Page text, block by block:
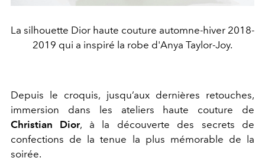
La silhouette Dior haute couture automne-hiver 2018-
2019 qui a inspiré la robe d'Anya Taylor-Joy.
Depuis le croquis, jusqu’aux dernières retouches,
immersion dans les ateliers haute couture de
Christian Dior, à la découverte des secrets de
confections de la tenue la plus mémorable de la
soirée.